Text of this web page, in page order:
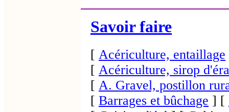
Savoir faire
[ Acériculture, entaillage
[ Acériculture, sirop
[ A. Gravel, postillon
[ Barrages et bûchage ] [